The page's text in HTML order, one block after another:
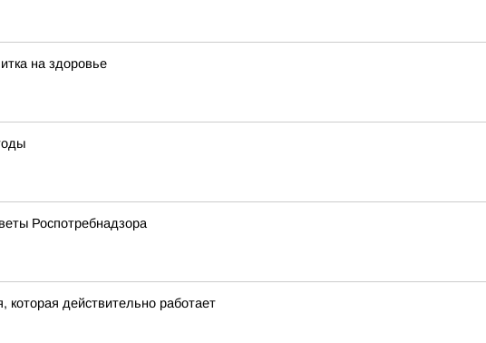
на здоровье
Роспотребнадзора
которая действительно работает